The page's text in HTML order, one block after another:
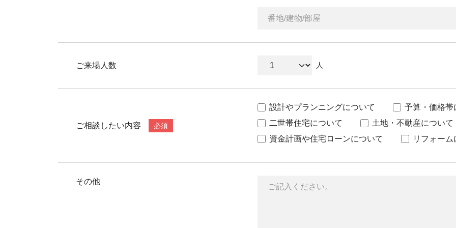
ご来場人数 人
ご相談したい内容 必須
設計やプランニングについて
予算・価格帯
二世帯住宅について
土地・不動産について
資金計画や住宅ローンについて
リフォーム
その他